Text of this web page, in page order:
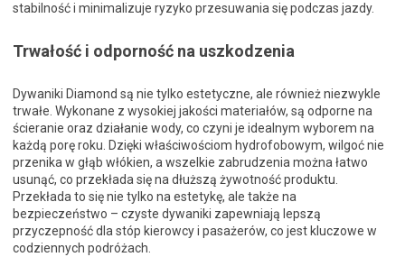
stabilność i minimalizuje ryzyko przesuwania się podczas jazdy.
Trwałość i odporność na uszkodzenia
Dywaniki Diamond są nie tylko estetyczne, ale również niezwykle
trwałe. Wykonane z wysokiej jakości materiałów, są odporne na
ścieranie oraz działanie wody, co czyni je idealnym wyborem na
każdą porę roku. Dzięki właściwościom hydrofobowym, wilgoć nie
przenika w głąb włókien, a wszelkie zabrudzenia można łatwo
usunąć, co przekłada się na dłuższą żywotność produktu.
Przekłada to się nie tylko na estetykę, ale także na
bezpieczeństwo – czyste dywaniki zapewniają lepszą
przyczepność dla stóp kierowcy i pasażerów, co jest kluczowe w
codziennych podróżach.